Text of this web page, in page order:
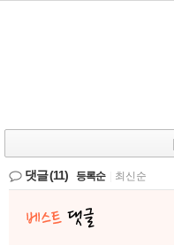
댓글(11) 등록순 최신순